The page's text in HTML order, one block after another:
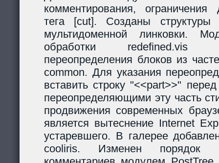
комментирования, ограничения
тега [cut]. Созданы
мультидоменной линковки.
обработки redefined.vis
переопределения блоков из
common. Для указания
вставить строку "<<part>>"
переопределяющими эту часть
продвижения современных
является вытеснение Internet
устаревшего. В галерее
cooliris. Изменен порядок